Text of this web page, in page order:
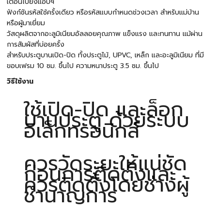
ฟังก์ชันรหัสใช้ครั้งเดียว หรือรหัสแบบกำหนดช่วงเวลา สำหรับแม่บ้าน
หรือผู้มาเยี่ยม
วัสดุผลิตจากอะลูมิเนียมอัลลอยคุณภาพ แข็งแรง และทนทาน แม้ผ่าน
การสัมผัสที่บ่อยครั้ง
สำหรับประตูบานเปิด-ปิด ทั้งประตูไม้, UPVC, เหล็ก และอะลูมิเนียม ที่มี
ขอบเฟรม 10 ซม. ขึ้นไป ความหนาประตู 3.5 ซม. ขึ้นไป
วิธีใช้งาน
ใช้เปิด-ปิด และล็อก
บานประตู ด้วยระบบ
อิเล็กทรอนิกส์
ควรวัดระยะให้แน่ชัด
ก่อนการติดตั้งและ
ควรติดตั้งโดยช่างผู้
ชำนาญการ